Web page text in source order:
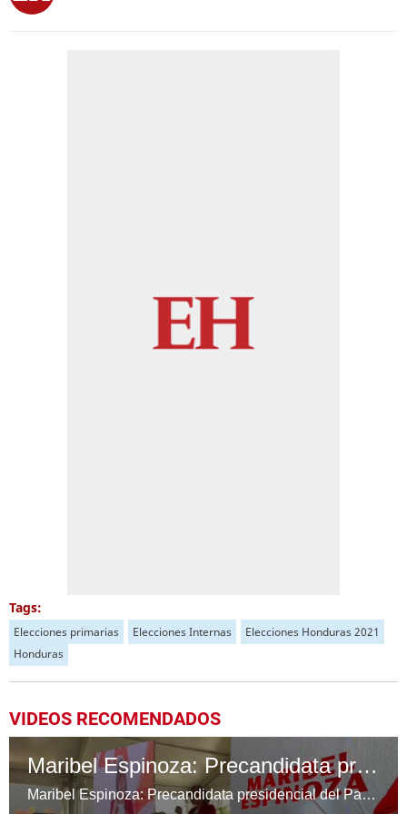
Tags:
Elecciones primarias Elecciones Internas
Elecciones Honduras 2021
Honduras
VIDEOS RECOMENDADOS
Maribel Espinoza: Precandidata presidencial del Partido Liberal de Honduras
Maribel Espinoza: Precandidata presidencial del Partido Liberal de Honduras.